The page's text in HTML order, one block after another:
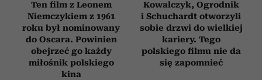
Ten film z Leonem
Niemczykiem z 1961
roku był nominowany
do Oscara. Powinien
obejrzeć go każdy
miłośnik polskiego
kina
Kowalczyk, Ogrodnik
i Schuchardt otworzyli
sobie drzwi do wielkiej
kariery. Tego
polskiego filmu nie da
się zapomnieć